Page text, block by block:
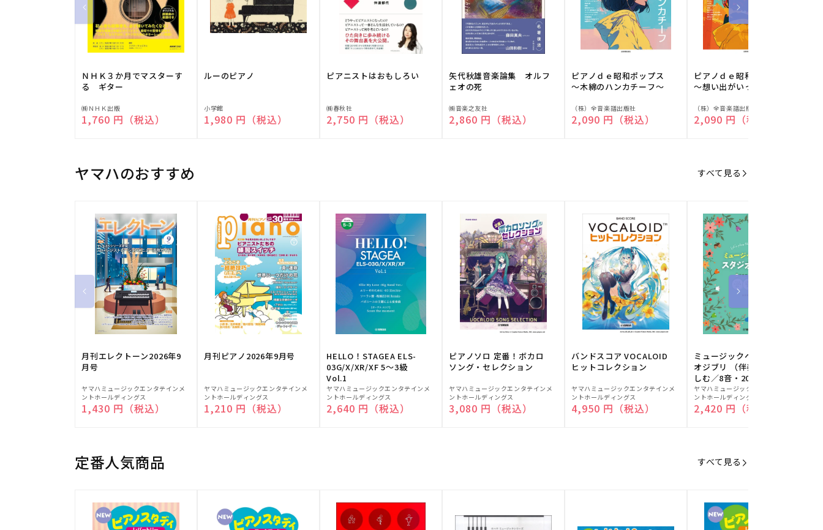
ＮＨＫ３か月でマスターす
る ギター
販
売
㈱ＮＨＫ出版
通常価格
1,760 円（税込）
ルーのピアノ
販
売
小学館
通常価格
1,980 円（税込）
ピアニストはおもしろい
販
売
㈱春秋社
通常価格
2,750 円（税込）
矢代秋雄音楽論集 オルフ
ェオの死
販
売
㈱音楽之友社
通常価格
2,860 円（税込）
ピアノｄｅ昭和ポップス
～木綿のハンカチーフ～
販
売
（株）全音楽譜出版社
通常価格
2,090 円（税込）
ピアノｄｅ昭和ポップス
～想い出がいっぱい～
販
売
（株）全音楽譜出版社
通常価格
2,090 円（税込）
ヤマハのおすすめ すべて見る
月刊エレクトーン2026年9
月号
販
売
元:
ヤマハミュージックエンタテインメ
ントホールディングス
通常価格
1,430 円（税込）
月刊ピアノ2026年9月号
販
売
元:
ヤマハミュージックエンタテインメ
ントホールディングス
通常価格
1,210 円（税込）
HELLO！STAGEA ELS-
03G/X/XR/XF 5～3級
Vol.1
販
売
元:
ヤマハミュージックエンタテインメ
ントホールディングス
通常価格
2,640 円（税込）
ピアノソロ 定番！ボカロ
ソング・セレクション
販
売
元:
ヤマハミュージックエンタテインメ
ントホールディングス
通常価格
3,080 円（税込）
バンドスコア VOCALOID
ヒットコレクション
販
売
元:
ヤマハミュージックエンタテインメ
ントホールディングス
通常価格
4,950 円（税込）
ミュージックベルでスタジ
オジブリ （伴奏音源と楽
しむ／8音・20音ベル対応
／ドレミふりがな付）
販
売
元:
ヤマハミュージックエンタテインメ
ントホールディングス
通常価格
2,420 円（税込）
定番人気商品 すべて見る